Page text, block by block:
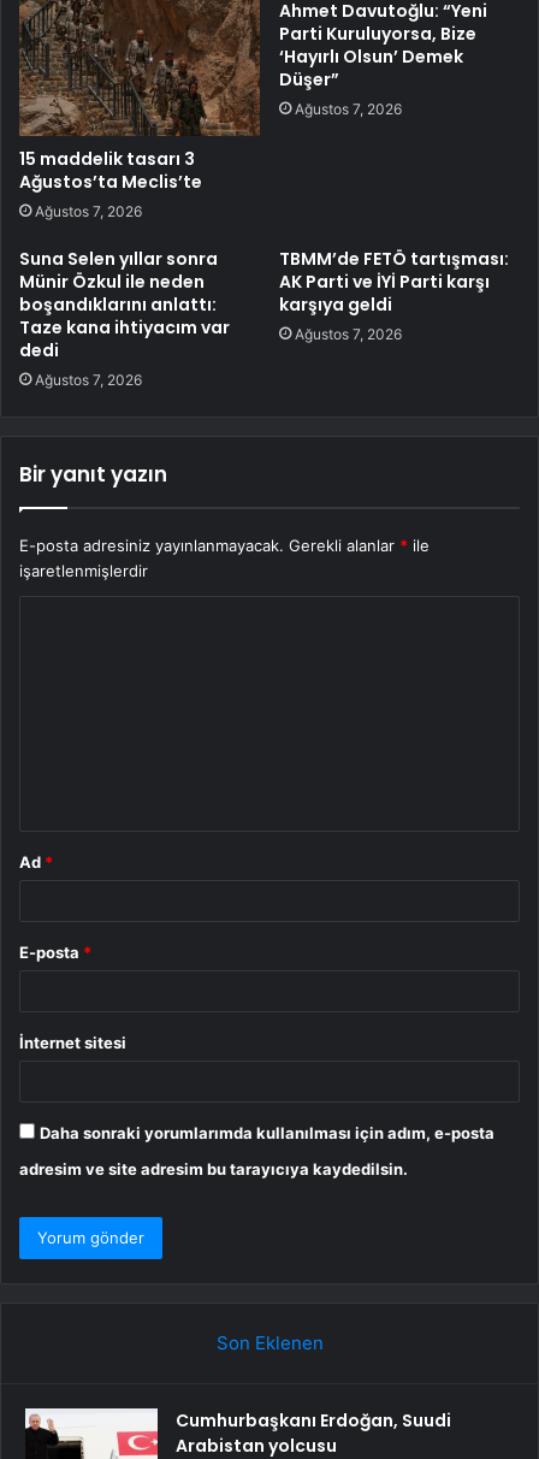
15 maddelik tasarı 3
Ağustos’ta Meclis’te
Ağustos 7, 2026
Ahmet Davutoğlu: “Yeni
Parti Kuruluyorsa, Bize
‘Hayırlı Olsun’ Demek
Düşer”
Ağustos 7, 2026
Suna Selen yıllar sonra
Münir Özkul ile neden
boşandıklarını anlattı:
Taze kana ihtiyacım var
dedi
Ağustos 7, 2026
TBMM’de FETÖ tartışması:
AK Parti ve İYİ Parti karşı
karşıya geldi
Ağustos 7, 2026
Bir yanıt yazın
E-posta adresiniz yayınlanmayacak. Gerekli alanlar * ile
işaretlenmişlerdir
Ad *
E-posta *
İnternet sitesi
Daha sonraki yorumlarımda kullanılması için adım, e-posta
adresim ve site adresim bu tarayıcıya kaydedilsin.
Son Eklenen
Cumhurbaşkanı Erdoğan, Suudi
Arabistan yolcusu